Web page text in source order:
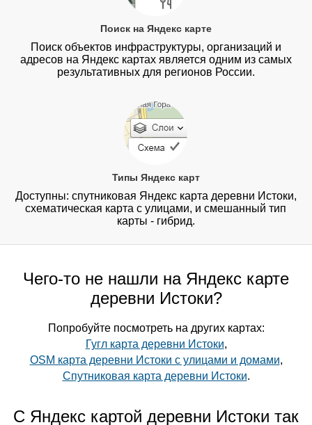
Поиск на Яндекс карте
Поиск объектов инфраструктуры, организаций и
адресов на Яндекс картах является одним из самых
результативных для регионов России.
Типы Яндекс карт
Доступны: спутниковая Яндекс карта деревни Истоки,
схематическая карта с улицами, и смешанный тип
карты - гибрид.
Чего-то не нашли на Яндекс карте
деревни Истоки?
Попробуйте посмотреть на других картах:
Гугл карта деревни Истоки,
OSM карта деревни Истоки с улицами и домами,
Спутниковая карта деревни Истоки.
С Яндекс картой деревни Истоки так